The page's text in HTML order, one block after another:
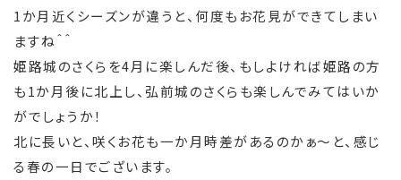
1か月近くシーズンが違うと、何度もお花見ができてしまい
ますね＾＾
姫路城のさくらを4月に楽しんだ後、もしよければ姫路の方
も1か月後に北上し、弘前城のさくらも楽しんでみてはいか
がでしょうか！
北に長いと、咲くお花も一か月時差があるのかぁ～と、感じ
る春の一日でございます。